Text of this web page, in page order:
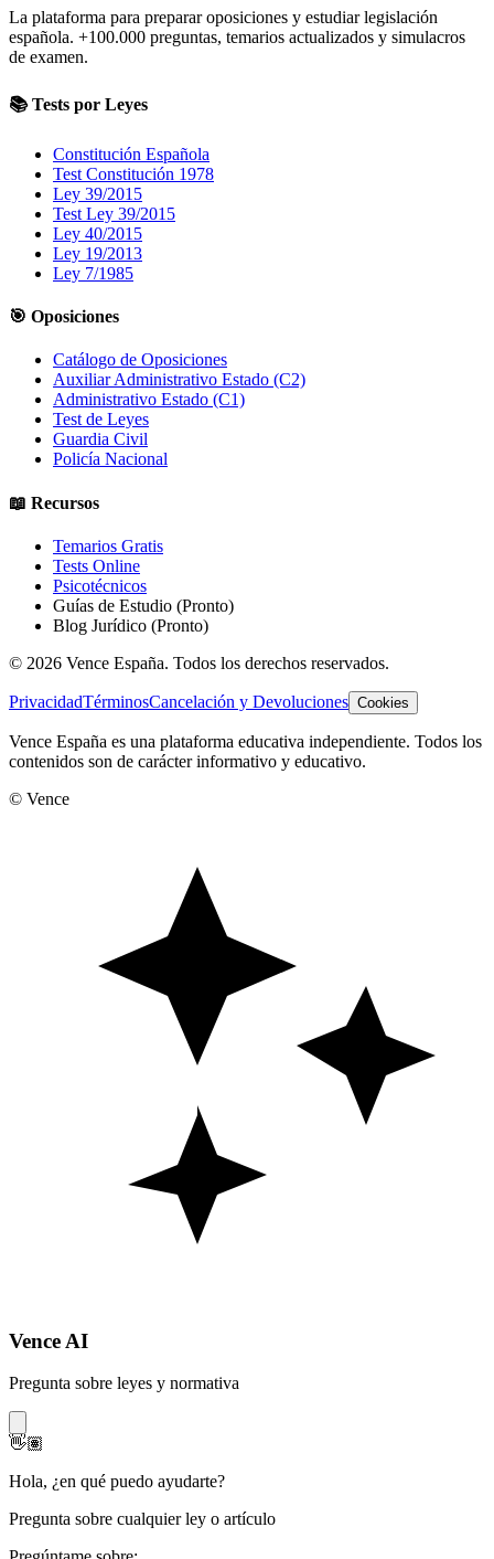
La plataforma para preparar oposiciones y estudiar legislación
española. +100.000 preguntas, temarios actualizados y simulacros
de examen.
📚 Tests por Leyes
Constitución Española
Test Constitución 1978
Ley 39/2015
Test Ley 39/2015
Ley 40/2015
Ley 19/2013
Ley 7/1985
🎯 Oposiciones
Catálogo de Oposiciones
Auxiliar Administrativo Estado (C2)
Administrativo Estado (C1)
Test de Leyes
Guardia Civil
Policía Nacional
📖 Recursos
Temarios Gratis
Tests Online
Psicotécnicos
Guías de Estudio (Pronto)
Blog Jurídico (Pronto)
© 2026 Vence España. Todos los derechos reservados.
PrivacidadTérminosCancelación y Devoluciones Cookies
Vence España es una plataforma educativa independiente. Todos los
contenidos son de carácter informativo y educativo.
© Vence
Vence AI
Pregunta sobre leyes y normativa
👋🏽
Hola, ¿en qué puedo ayudarte?
Pregunta sobre cualquier ley o artículo